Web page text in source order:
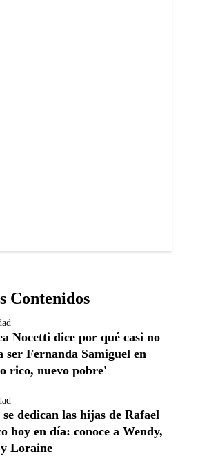
Contenidos
Nocetti dice por qué casi no
ser Fernanda Samiguel en
rico, nuevo pobre'
se dedican las hijas de Rafael
hoy en día: conoce a Wendy,
Loraine